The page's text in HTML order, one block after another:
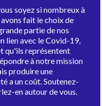
soyez si nombreux à
fait le choix de
partie de nos
lien avec le Covid-19,
qu'ils représentent
à notre mission
produire une
a un coût. Soutenez-
en autour de vous.